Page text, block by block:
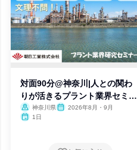
対面90分@神奈川|人との関わ
りが活きるプラント業界セミナ
ー 神奈川県
2026年8月・9月
1日